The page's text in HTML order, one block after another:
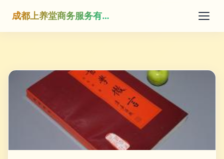
成都上养堂商务服务有限公司